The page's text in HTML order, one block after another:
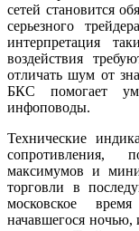
сетей становится
серьезного
интерпретация
воздействия
отличать шум от
БКС помогает
инфоповоды.
Технические
сопротивления,
максимумов и
торговли в
московское
начавшегося ночью,